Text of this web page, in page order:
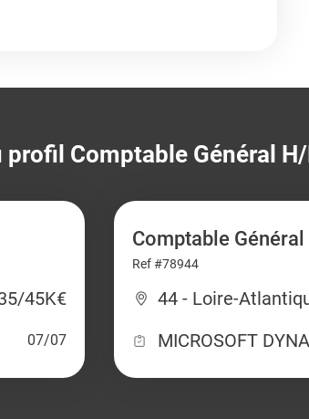
profil Comptable Général
45K€
07/07
Comptable
Ref #78944
44 - Loire-
MICROSOFT